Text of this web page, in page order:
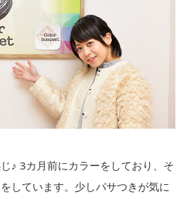
♪ 3カ月前にカラーをしており、そ
しています。少しパサつきが気に